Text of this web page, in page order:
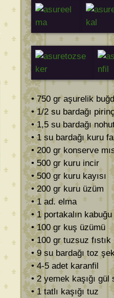
• 750 gr aşurelik
• 1/2 su bardağı
• 1,5 su bardağı
• 1 su bardağı kuru
• 200 gr konserve
• 500 gr kuru incir
• 500 gr kuru kayısı
• 200 gr kuru üzüm
• 1 ad. elma
• 1 portakalın kabuğu
• 100 gr kuş üzümü
• 100 gr tuzsuz fıstık
• 9 su bardağı toz
• 4-5 adet karanfil
• 2 yemek kaşığı gül
• 1 tatlı kaşığı tuz